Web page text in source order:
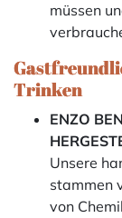
müssen
Trinken
ENZO
Unsere
stammen
von